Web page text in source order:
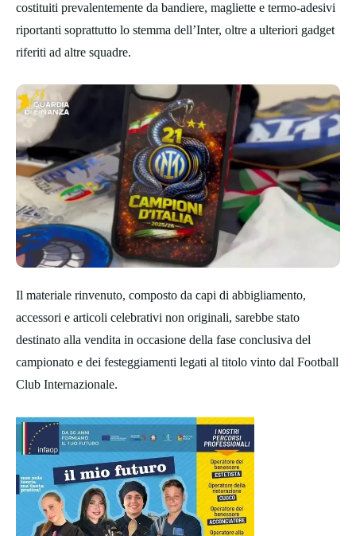
costituiti prevalentemente da bandiere, magliette e termo-adesivi
riportanti soprattutto lo stemma dell’Inter, oltre a ulteriori gadget
riferiti ad altre squadre.
Il materiale rinvenuto, composto da capi di abbigliamento,
accessori e articoli celebrativi non originali, sarebbe stato
destinato alla vendita in occasione della fase conclusiva del
campionato e dei festeggiamenti legati al titolo vinto dal Football
Club Internazionale.